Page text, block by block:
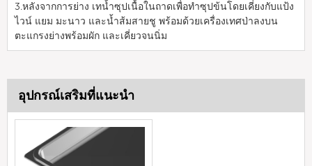
3.หลังจากการย่าง เทน้ำซุปเนื้อในถาดเพื่อทำซุปข้นโดยเคี่ยงกับแป้ง
ไวน์ แยม มะนาว และน้ำส้มสายชู พร้อมด้วยเครื่องเทศป่าลงบน
ตะแกรงย่างพร้อมผัก และเคี่ยวจนนิ่ม
อุปกรณ์เสริมที่แนะนำ